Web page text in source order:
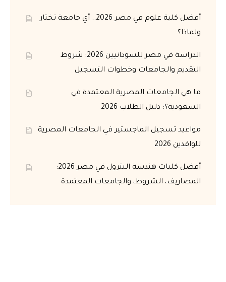
أفضل كلية علوم في مصر 2026.. أي جامعة تختار
ولماذا؟
الدراسة في مصر للسودانيين 2026: شروط
التقديم والجامعات وخطوات التسجيل
ما هي الجامعات المصرية المعتمدة في
السعودية؟: دليل الطلاب 2026
مواعيد تسجيل الماجستير في الجامعات المصرية
للوافدين 2026
أفضل كليات هندسة البترول في مصر 2026:
المصاريف، الشروط، والجامعات المعتمدة